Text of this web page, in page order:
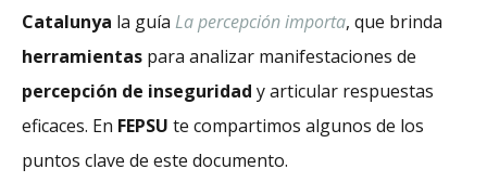
Catalunya la guía La percepción importa, que brinda
herramientas para analizar manifestaciones de
percepción de inseguridad y articular respuestas
eficaces. En FEPSU te compartimos algunos de los
puntos clave de este documento.